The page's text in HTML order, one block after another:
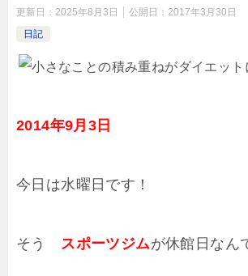
更新日： 2025年8月3日 公開日： 2017年3月30日
日記
2014年9月3日
今日は水曜日です！
そう スポーツジムが休館日なん